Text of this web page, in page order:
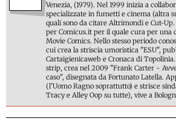
Venezia, (1979). Nel 1999 inizia a
specializzate in fumetti e cinema (altra
quali sono da citare Altrimondi e Cut-
per Comicus.it per il quale cura per una
Movie Comics. Nello stesso periodo
cui crea la striscia umoristica "ESU",
Cartaigienicaweb e Cronaca di
strip, crea nel 2009 "Frank Carter -
caso", disegnata da Fortunato Latella.
(l'Uomo Ragno soprattutto) e strisce
Tracy e Alley Oop su tutte), vive a